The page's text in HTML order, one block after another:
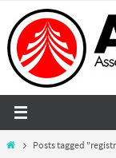
to
content
HomePosts tagged